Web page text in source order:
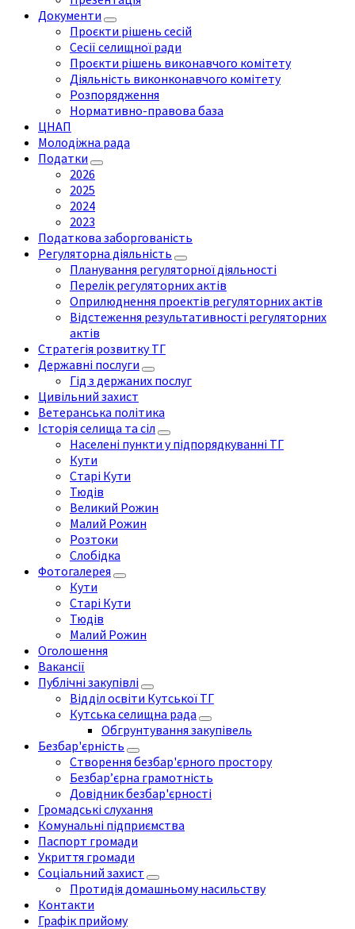
Документи
Проєкти рішень сесій
Сесії селищної ради
Проєкти рішень виконавчого комітету
Діяльність виконконавчого комітету
Розпорядження
Нормативно-правова база
ЦНАП
Молодіжна рада
Податки
2026
2025
2024
2023
Податкова заборгованість
Регуляторна діяльність
Планування регуляторної діяльності
Перелік регуляторних актів
Оприлюднення проектів регуляторних актів
Відстеження результативності регуляторних
актів
Стратегія розвитку ТГ
Державні послуги
Гід з держаних послуг
Цивільний захист
Ветеранська політика
Історія селища та сіл
Населені пункти у підпорядкуванні ТГ
Кути
Старі Кути
Тюдів
Великий Рожин
Малий Рожин
Розтоки
Слобідка
Фотогалерея
Кути
Старі Кути
Тюдів
Малий Рожин
Оголошення
Вакансії
Публічні закупівлі
Відділ освіти Кутської ТГ
Кутська селищна рада
Обгрунтування закупівель
Безбар'єрність
Створення безбар'єрного простору
Безбар’єрна грамотність
Довідник безбар'єрності
Громадські слухання
Комунальні підприємства
Паспорт громади
Укриття громади
Соціальний захист
Протидія домашньому насильству
Контакти
Графік прийому